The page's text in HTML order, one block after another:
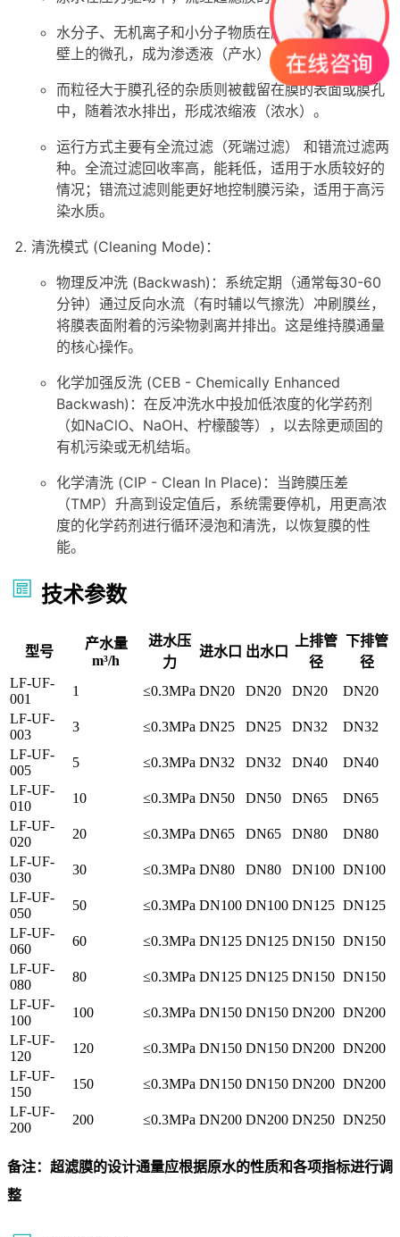
水分子、无机离子和小分子物质在压力作用下透过膜
壁上的微孔，成为渗透液（产水）。
而粒径大于膜孔径的杂质则被截留在膜的表面或膜孔
中，随着浓水排出，形成浓缩液（浓水）。
运行方式主要有全流过滤（死端过滤） 和错流过滤两
种。全流过滤回收率高，能耗低，适用于水质较好的
情况；错流过滤则能更好地控制膜污染，适用于高污
染水质。
清洗模式 (Cleaning Mode)：
物理反冲洗 (Backwash)：系统定期（通常每30-60
分钟）通过反向水流（有时辅以气擦洗）冲刷膜丝，
将膜表面附着的污染物剥离并排出。这是维持膜通量
的核心操作。
化学加强反洗 (CEB - Chemically Enhanced
Backwash)：在反冲洗水中投加低浓度的化学药剂
（如NaClO、NaOH、柠檬酸等），以去除更顽固的
有机污染或无机结垢。
化学清洗 (CIP - Clean In Place)：当跨膜压差
（TMP）升高到设定值后，系统需要停机，用更高浓
度的化学药剂进行循环浸泡和清洗，以恢复膜的性
能。
技术参数
型号
产水量
m³/h
进水压
力
进水口 出水口
上排管
径
下排管
径
LF-UF-
001
1 ≤0.3MPa DN20 DN20 DN20
DN20
LF-UF-
003
3 ≤0.3MPa DN25 DN25 DN32
DN32
LF-UF-
005
5 ≤0.3MPa DN32 DN32 DN40
DN40
LF-UF-
010
10 ≤0.3MPa DN50 DN50 DN65
DN65
LF-UF-
020
20 ≤0.3MPa DN65 DN65 DN80
DN80
LF-UF-
030
30 ≤0.3MPa DN80 DN80 DN100 DN100
LF-UF-
050
50 ≤0.3MPa DN100 DN100 DN125 DN125
LF-UF-
060
60 ≤0.3MPa DN125 DN125 DN150 DN150
LF-UF-
080
80 ≤0.3MPa DN125 DN125 DN150 DN150
LF-UF-
100
100 ≤0.3MPa DN150 DN150 DN200 DN200
LF-UF-
120
120 ≤0.3MPa DN150 DN150 DN200 DN200
LF-UF-
150
150 ≤0.3MPa DN150 DN150 DN200 DN200
LF-UF-
200
200 ≤0.3MPa DN200 DN200 DN250 DN250
备注：超滤膜的设计通量应根据原水的性质和各项指标进行调
整